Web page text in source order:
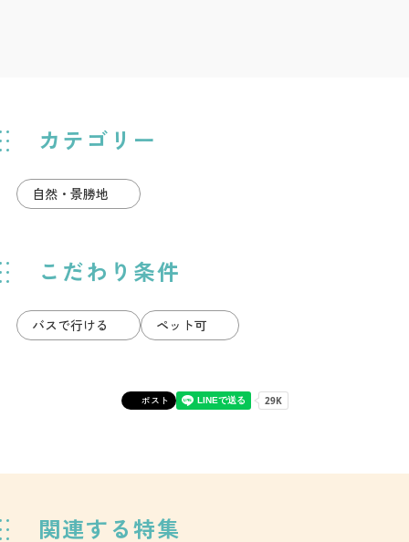
カテゴリー
自然・景勝地
こだわり条件
バスで行ける ペット可
ポスト
関連する特集